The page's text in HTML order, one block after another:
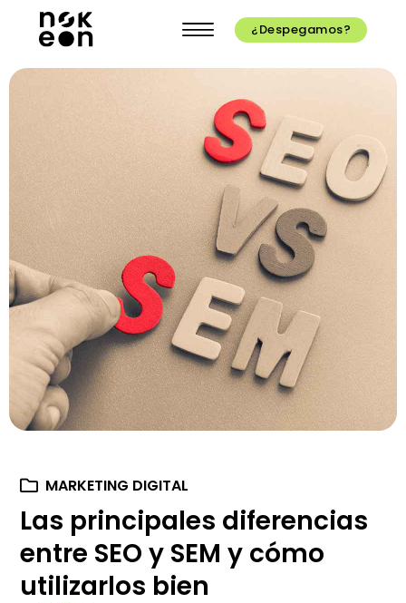
¿Despegamos?
MARKETING DIGITAL
Las principales diferencias
entre SEO y SEM y cómo
utilizarlos bien